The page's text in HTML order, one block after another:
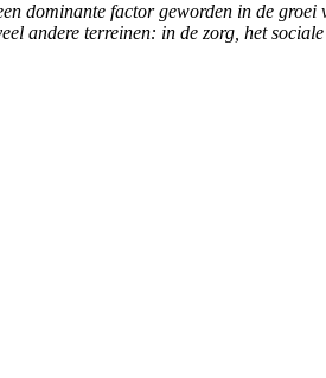
dominante factor geworden in de groei
andere terreinen: in de zorg, het